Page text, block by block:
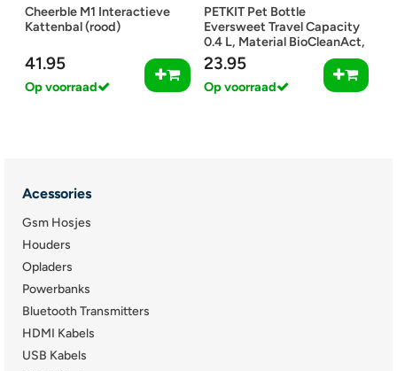
Cheerble M1 Interactieve
Kattenbal (rood)
41.95
Op voorraad
PETKIT Pet Bottle
Eversweet Travel Capacity
0.4 L, Material BioCleanAct,
white
23.95
Op voorraad
Acessories
Gsm Hosjes
Houders
Opladers
Powerbanks
Bluetooth Transmitters
HDMI Kabels
USB Kabels